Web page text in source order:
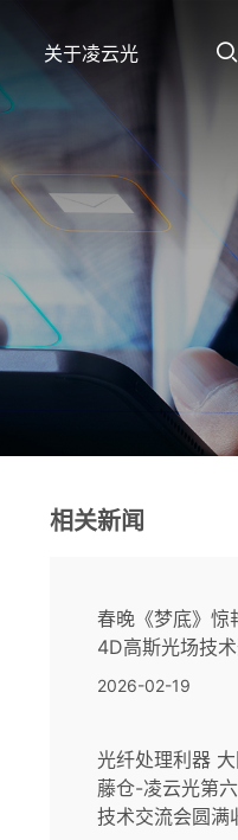
关于凌云光
相关新闻
春晚《梦底》惊
4D高斯光场技
2026-02-19
光纤处理利器
藤仓-凌云光第
技术交流会圆满